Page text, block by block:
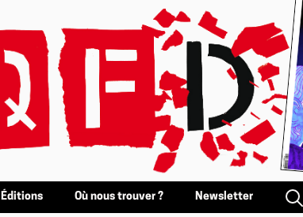
Éditions Où nous trouver ? Newsletter